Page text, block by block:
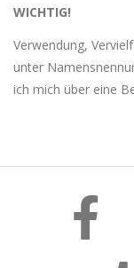
WICHTIG!
Verwendung,
unter
ich mich über eine